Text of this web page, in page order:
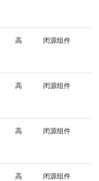
高 闭源组件
高 闭源组件
高 闭源组件
高 闭源组件